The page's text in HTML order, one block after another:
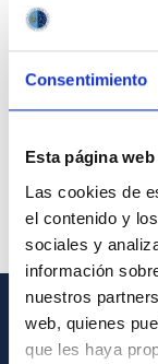
Consentimiento
Esta página
Las cookies de
el contenido y
sociales y
información
nuestros
web, quienes
que les haya
INFORMACIÓN